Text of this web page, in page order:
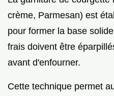
crème, Parmesan) est
pour former la base
frais doivent être
avant d'enfourner.
Cette technique permet